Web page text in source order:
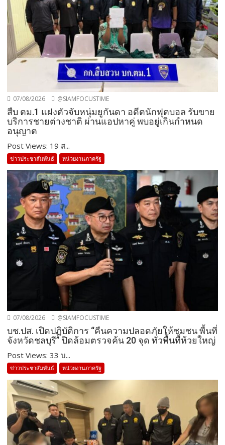
07/08/2026 @SIAMFOCUSTIME
สืบ ตม.1 แฝงตัวจับหนุ่มยูกันดา อดีตนักฟุตบอล รับขาย
บริการชายต่างชาติ ผ่านแอปหาคู่ พบอยู่เกินกำหนด
อนุญาต
Post Views: 19 ส...
ข่าวประชาสัมพันธ์ หน่วยงานภาครัฐ
07/08/2026 @SIAMFOCUSTIME
บช.ปส. เปิดปฏิบัติการ “คืนความปลอดภัยให้ชุมชน พื้นที่
จังหวัดชลบุรี” ปิดล้อมตรวจค้น 20 จุด ทั่วพื้นที่ห้วยใหญ่
Post Views: 33 บ...
ข่าวประชาสัมพันธ์ หน่วยงานภาครัฐ